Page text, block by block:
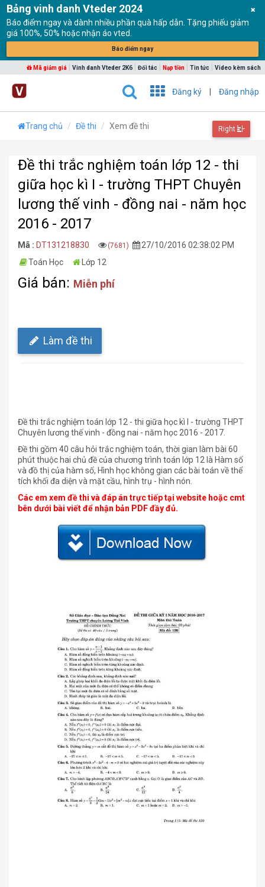
Bảng vinh danh Vteder 2024
Báo điểm ngay và dành nhiều phần quà hấp dẫn. Tặng phiếu giảm
giá 100%, 50% hoặc nhận áo vted.
Báo điểm ngay
Mã giảm giá Vinh danh Vteder 2K6 Đối tác Nạp tiền Tin tức Video kèm sách
Đăng ký Đăng nhập
Trang chủ Đề thi Xem đề thi Right
Đề thi trắc nghiệm toán lớp 12 - thi
giữa học kì I - trường THPT Chuyên
lương thế vinh - đồng nai - năm học
2016 - 2017
Mã : DT131218830 (7681)
27/10/2016 02:38:02 PM
Toán Học
Lớp 12
Giá bán: Miễn phí
Làm đề thi
Đề thi trắc nghiệm toán lớp 12 - thi giữa học kì I - trường THPT
Chuyên lương thế vinh - đồng nai - năm học 2016 - 2017.
Đề thi gồm 40 câu hỏi trắc nghiệm toán, thời gian làm bài 60
phút thuộc hai chủ đề của chương trình toán lớp 12 là Hàm số
và đồ thị của hàm số, Hình học không gian các bài toán về thể
tích khối đa diện và mặt cầu, hình trụ - hình nón.
Các em xem đề thi và đáp án trực tiếp tại website hoặc cmt
bên dưới bài viết để nhận bản PDF đầy đủ.